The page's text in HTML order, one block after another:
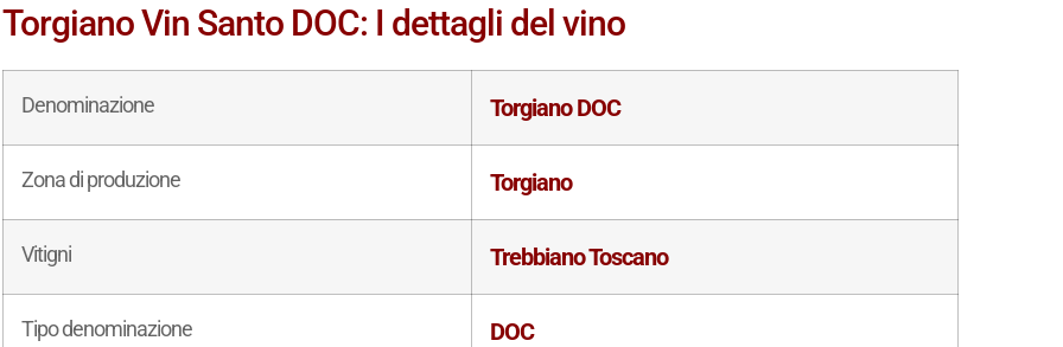
Torgiano Vin Santo DOC: I dettagli del vino
Denominazione Torgiano DOC
Zona di produzione Torgiano
Vitigni Trebbiano Toscano
Tipo denominazione DOC